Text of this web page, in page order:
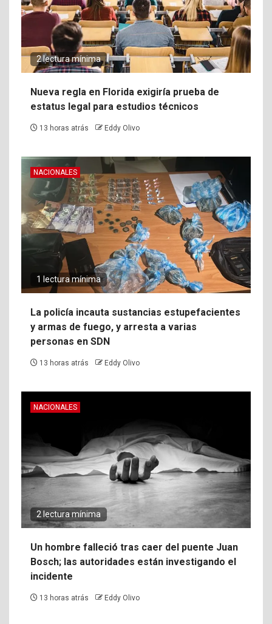
2 lectura mínima
Nueva regla en Florida exigiría prueba de
estatus legal para estudios técnicos
13 horas atrás Eddy Olivo
NACIONALES
1 lectura mínima
La policía incauta sustancias estupefacientes
y armas de fuego, y arresta a varias
personas en SDN
13 horas atrás Eddy Olivo
NACIONALES
2 lectura mínima
Un hombre falleció tras caer del puente Juan
Bosch; las autoridades están investigando el
incidente
13 horas atrás Eddy Olivo